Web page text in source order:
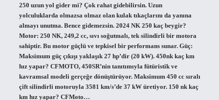
250 uzun yol gider mi? Çok rahat gidebilirsin. Uzun
yolculuklarda olmazsa olmaz olan kulak tıkaçlarını da yanına
almayı unutma. Bence gidemezsin. 2024 NK 250 kaç beygir?
Motor: 250 NK, 249,2 cc, sıvı soğutmalı, tek silindirli bir motora
sahiptir. Bu motor güçlü ve tepkisel bir performans sunar. Güç:
Maksimum güç çıkışı yaklaşık 27 hp’dir (20 kW). 450nk kaç km
hız yapar? CFMOTO, 450SR’nin tanıtımıyla fütüristik ve
kavramsal modeli gerçeğe dönüştürüyor. Maksimum 450 cc sıralı
çift silindirli motoruyla 3581 km/s’de 37 kW üretiyor. 150 nk kaç
km hız yapar? CFMoto…